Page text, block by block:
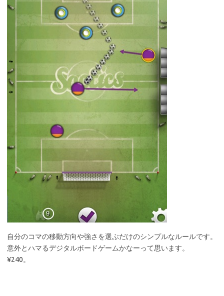
自分のコマの移動方向や強さを選ぶだけのシンプルなルールです。
意外とハマるデジタルボードゲームかなーって思います。
¥240。